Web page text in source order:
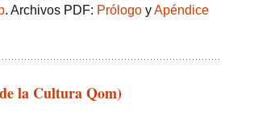
. Archivos PDF: Prólogo yApéndice
la Cultura Qom)